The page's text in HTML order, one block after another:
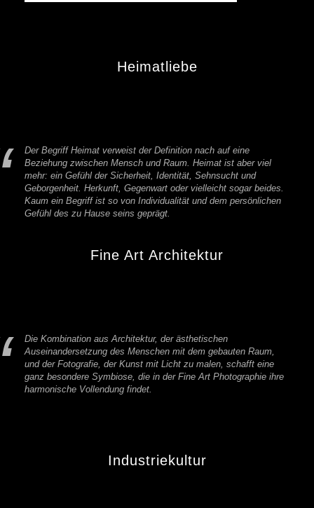
Heimatliebe
Der Begriff Heimat verweist der Definition nach auf eine
Beziehung zwischen Mensch und Raum. Heimat ist aber viel
mehr: ein Gefühl der Sicherheit, Identität, Sehnsucht und
Geborgenheit. Herkunft, Gegenwart oder vielleicht sogar beides.
Kaum ein Begriff ist so von Individualität und dem persönlichen
Gefühl des zu Hause seins geprägt.
Fine Art Architektur
Die Kombination aus Architektur, der ästhetischen
Auseinandersetzung des Menschen mit dem gebauten Raum,
und der Fotografie, der Kunst mit Licht zu malen, schafft eine
ganz besondere Symbiose, die in der Fine Art Photographie ihre
harmonische Vollendung findet.
Industriekultur